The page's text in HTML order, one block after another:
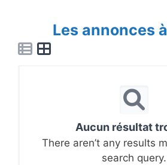
Les annonces
Aucun résultat
There aren’t any results
search query.